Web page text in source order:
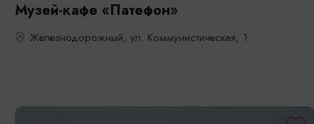
Музей-кафе «Патефон»
Железнодорожный, ул. Коммунистическая, 1